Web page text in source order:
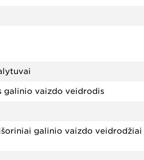
galinio vaizdo veidrodis
galinio vaizdo